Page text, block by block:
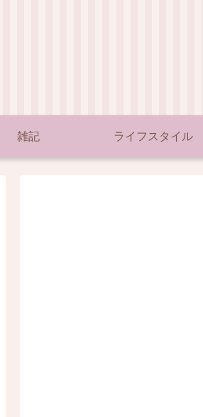
雑記 ライフスタイル